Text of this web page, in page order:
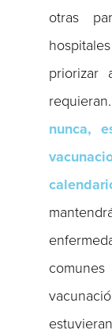
otras
priorizar
nunca,